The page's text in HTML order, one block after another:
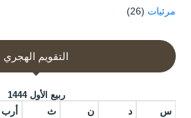
مرئيات (26)
التقويم الهجري
ربيع الأول 1444
س د ن ث أرب